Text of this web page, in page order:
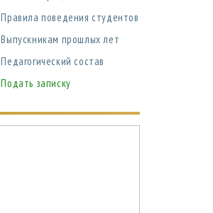
Правила поведения студентов
Выпускникам прошлых лет
Педагогический состав
Подать записку